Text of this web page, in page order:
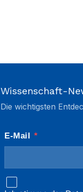
Wissenschaft-
Die wichtigsten